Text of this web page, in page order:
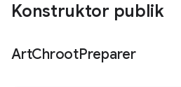
Konstruktor publik
ArtChrootPreparer